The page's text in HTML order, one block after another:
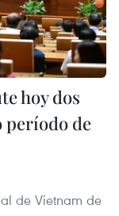
hoy dos
período de
de Vietnam de